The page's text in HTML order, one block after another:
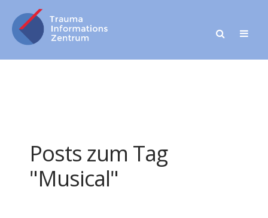
Posts zum Tag
"Musical"